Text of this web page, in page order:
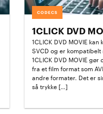
CODECS
1CLICK DVD
1CLICK DVD MOVIE
SVCD og er
1CLICK DVD MOVIE
fra et film format som
andre formater. Det er
så trykke […]